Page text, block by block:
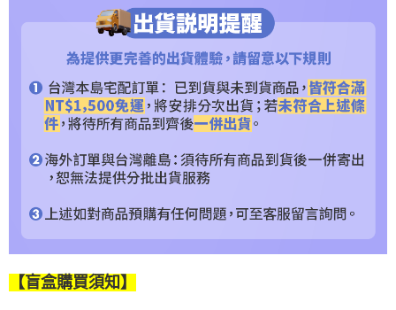
５．嚴禁一人註冊多個帳號或使用他人資訊註冊。若發現惡意使用之情形，
恩沛科技股份有限公司將有權停止該用戶之使用額度並採取法律行動。
【盲盒購買須知】